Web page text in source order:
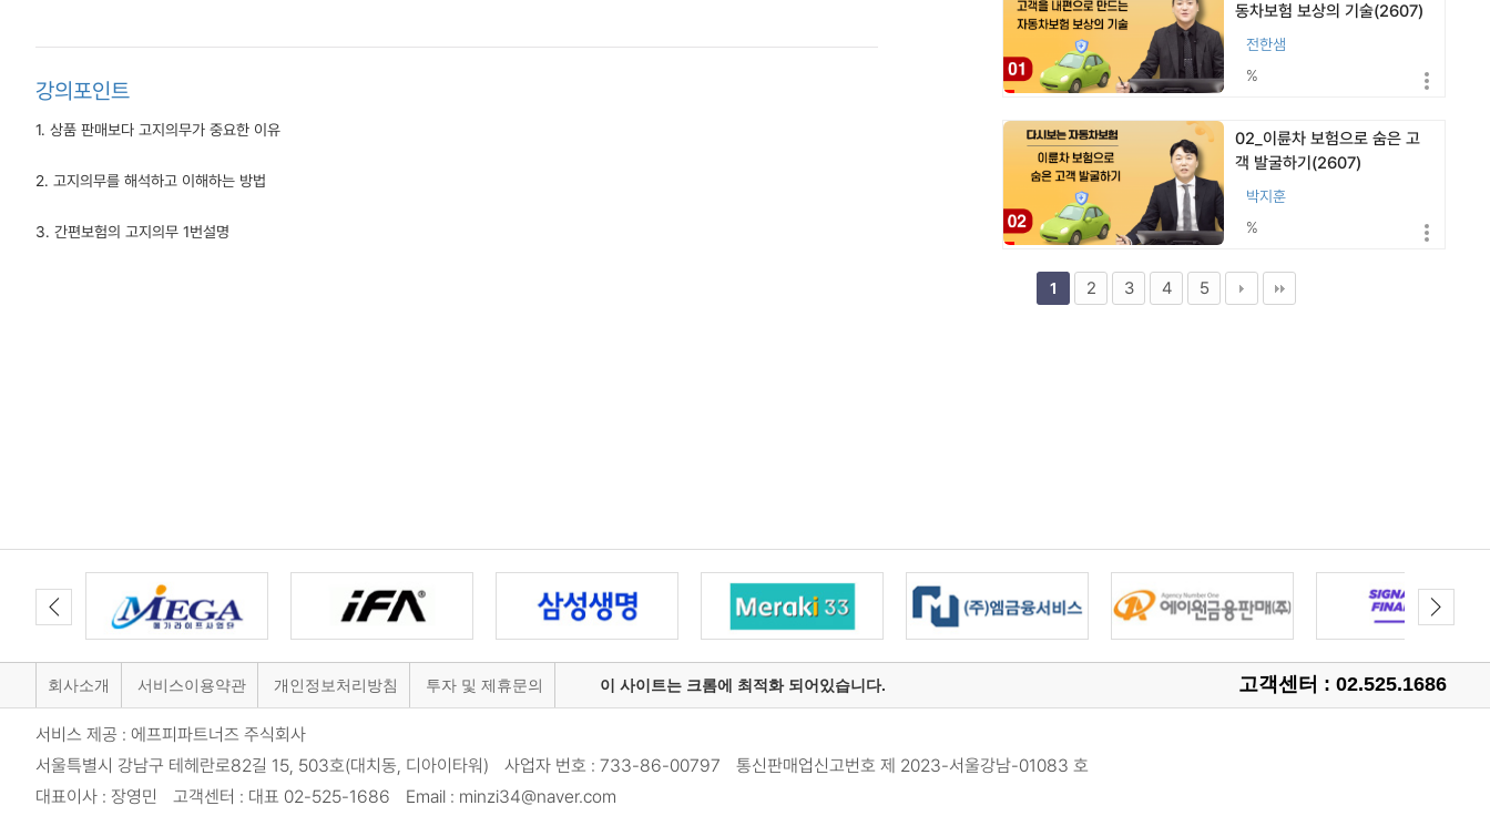
강의포인트
1. 상품 판매보다 고지의무가 중요한 이유
2. 고지의무를 해석하고 이해하는 방법
3. 간편보험의 고지의무 1번설명
동차보험 보상의 기술(2607)
전한샘
%
02_이륜차 보험으로 숨은 고
객 발굴하기(2607)
박지훈
%
1 2 3 4 5
회사소개 서비스이용약관 개인정보처리방침 투자 및 제휴문의 이 사이트는 크롬에 최적화 되어있습니다. 고객센터 : 02.525.1686
서비스 제공 : 에프피파트너즈 주식회사
서울특별시 강남구 테헤란로82길 15, 503호(대치동, 디아이타워) 사업자 번호 : 733-86-00797 통신판매업신고번호 제 2023-서울강남-01083 호
대표이사 : 장영민 고객센터 : 대표 02-525-1686 Email : minzi34@naver.com